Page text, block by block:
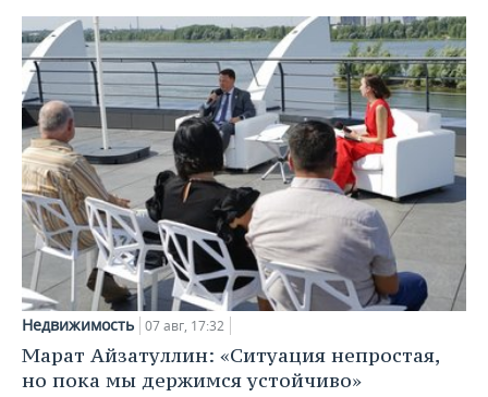
Недвижимость 07 авг, 17:32
Марат Айзатуллин: «Ситуация непростая,
но пока мы держимся устойчиво»